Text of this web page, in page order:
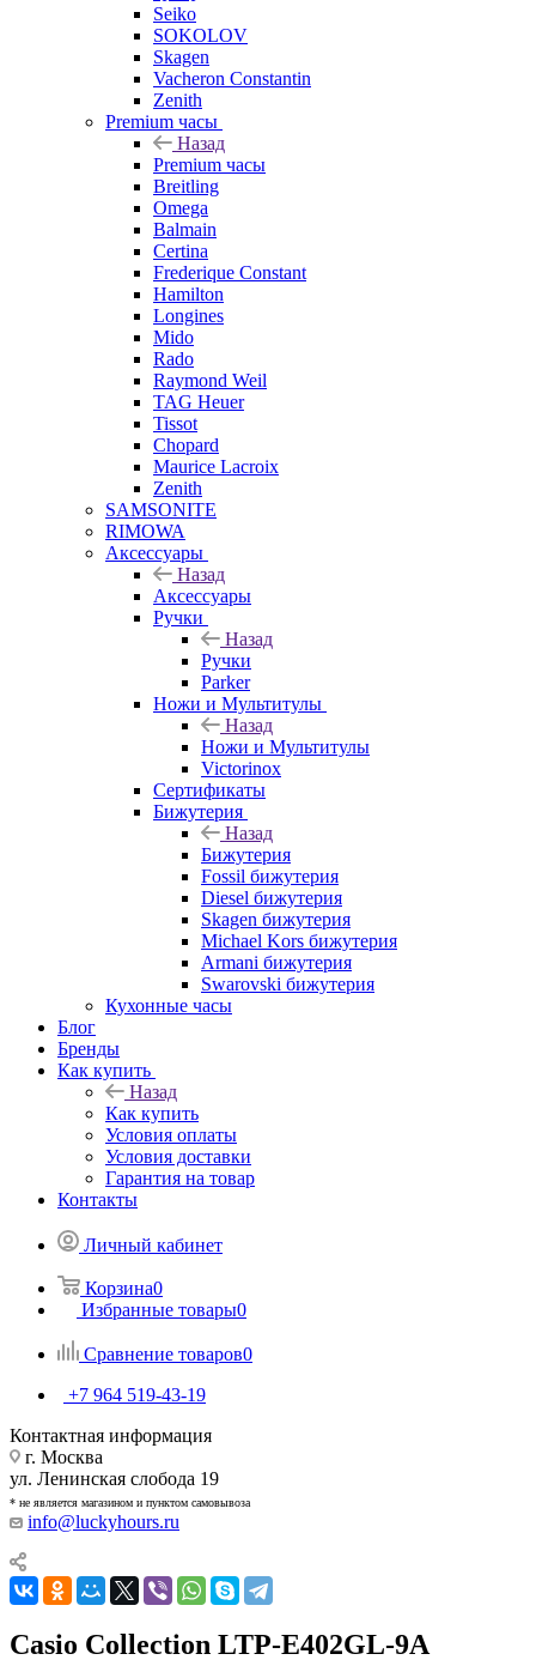
Seiko
SOKOLOV
Skagen
Vacheron Constantin
Zenith
Premium часы
Назад
Premium часы
Breitling
Omega
Balmain
Certina
Frederique Constant
Hamilton
Longines
Mido
Rado
Raymond Weil
TAG Heuer
Tissot
Chopard
Maurice Lacroix
Zenith
SAMSONITE
RIMOWA
Аксессуары
Назад
Аксессуары
Ручки
Назад
Ручки
Parker
Ножи и Мультитулы
Назад
Ножи и Мультитулы
Victorinox
Сертификаты
Бижутерия
Назад
Бижутерия
Fossil бижутерия
Diesel бижутерия
Skagen бижутерия
Michael Kors бижутерия
Armani бижутерия
Swarovski бижутерия
Кухонные часы
Блог
Бренды
Как купить
Назад
Как купить
Условия оплаты
Условия доставки
Гарантия на товар
Контакты
Личный кабинет
Корзина0
Избранные товары0
Сравнение товаров0
+7 964 519-43-19
Контактная информация
г. Москва
ул. Ленинская слобода 19
* не является магазином и пунктом самовывоза
info@luckyhours.ru
Casio Collection LTP-E402GL-9A